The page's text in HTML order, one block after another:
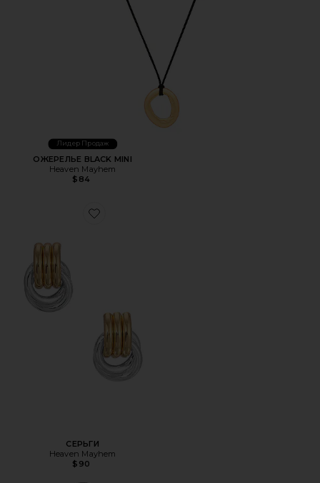
Лидер Продаж
ОЖЕРЕЛЬЕ BLACK MINI
Heaven Mayhem
$84
Favorite СЕРЬГИ
СЕРЬГИ
Heaven Mayhem
$90